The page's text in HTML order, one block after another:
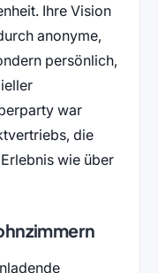
Ihre Vision
anonyme,
persönlich,
war
die
wie über